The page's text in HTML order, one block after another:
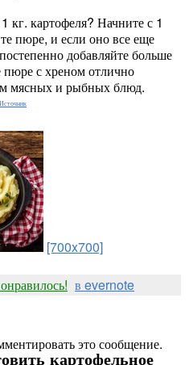
кг. картофеля? Начните с 1
пюре, и если оно все еще
добавляйте больше
пюре с хреном отлично
мясных и рыбных блюд.
Источник
[700x700]
в evernote
это сообщение.
картофельное